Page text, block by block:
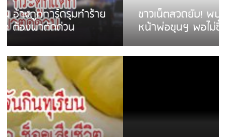
ชาวเน็ตสวดยับ! พบพม่าเร่ขายพวงมาลัย
หน้าพ่อขุนฯ พอไม่ซื้อเดินตาม